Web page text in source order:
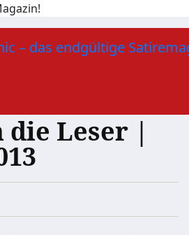
die Leser |